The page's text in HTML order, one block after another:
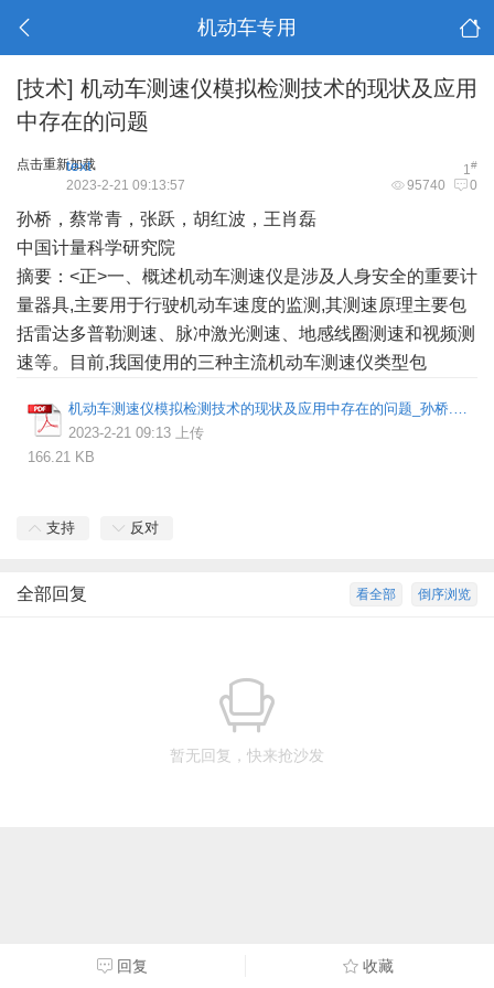
机动车专用
[技术] 机动车测速仪模拟检测技术的现状及应用
中存在的问题
点击重新加载 1#
text
95740 0
2023-2-21 09:13:57
孙桥，蔡常青，张跃，胡红波，王肖磊
中国计量科学研究院
摘要：<正>一、概述机动车测速仪是涉及人身安全的重要计
量器具,主要用于行驶机动车速度的监测,其测速原理主要包
括雷达多普勒测速、脉冲激光测速、地感线圈测速和视频测
速等。目前,我国使用的三种主流机动车测速仪类型包
机动车测速仪模拟检测技术的现状及应用中存在的问题_孙桥.pdf
2023-2-21 09:13 上传
166.21 KB
支持 反对
倒序浏览
看全部
全部回复
暂无回复，快来抢沙发
回复 收藏